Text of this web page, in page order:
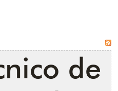
de